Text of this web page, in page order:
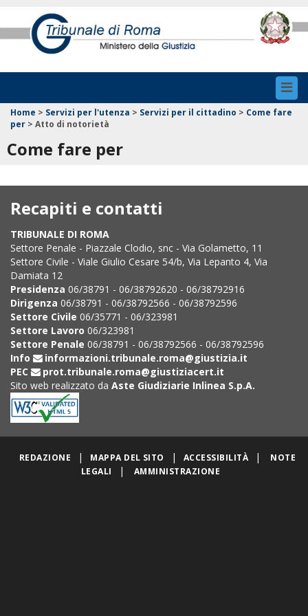
Home > Servizi per l'utenza > Servizi per il cittadino > Come fare
per > Atto di notorietà
Come fare per
Recapiti e contatti
TRIBUNALE DI ROMA
Settore Penale - Piazzale Clodio, snc - Via Golametto, 11
Settore Civile - Viale Giulio Cesare 54/b, Via Lepanto 4, Via
Damiata 12
Presidenza 06/38791 - 06/38792620 - 06/38792916
Dirigenza 06/38791 - 06/38792566 - 06/38792596
Settore Civile 06/35771 - 06/323981
Settore Lavoro 06/323981
Settore Penale 06/38791 - 06/38792566 - 06/38792596
Info
informazioni.tribunale.roma@giustizia.it
PEC
prot.tribunale.roma@giustiziacert.it
Sito web realizzato da Aste Giudiziarie Inlinea S.p.A.
REDAZIONE | MAPPA DEL SITO | ACCESSIBILITÀ |
NOTE
LEGALI
| AMMINISTRAZIONE